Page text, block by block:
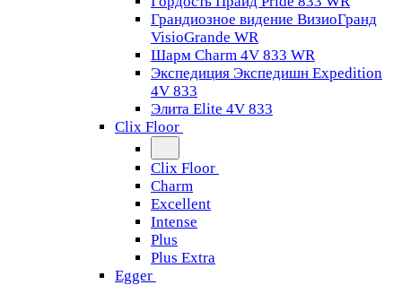
Грандиозное видение ВизиоГранд
VisioGrande WR
Шарм Charm 4V 833 WR
Экспедиция Экспедишн Expedition
4V 833
Элита Elite 4V 833
Clix Floor
Clix Floor
Charm
Excellent
Intense
Plus
Plus Extra
Egger